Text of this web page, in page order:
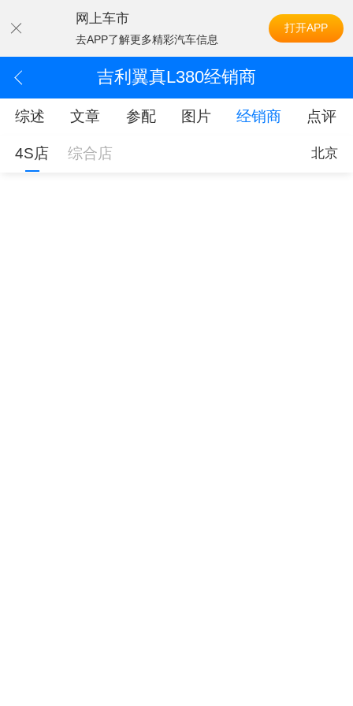
网上车市
去APP了解更多精彩汽车信息
打开APP
吉利翼真L380经销商
综述 文章 参配 图片 经销商 点评
4S店 综合店 北京